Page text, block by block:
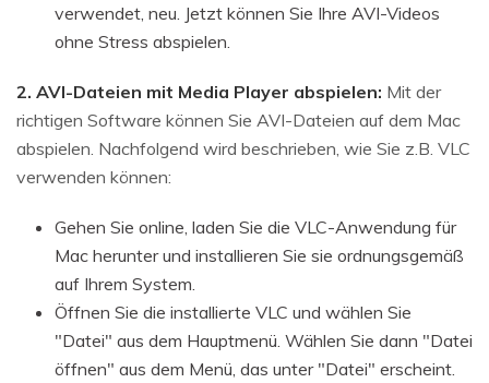
verwendet, neu. Jetzt können Sie Ihre AVI-Videos
ohne Stress abspielen.
2. AVI-Dateien mit Media Player abspielen: Mit der
richtigen Software können Sie AVI-Dateien auf dem Mac
abspielen. Nachfolgend wird beschrieben, wie Sie z.B. VLC
verwenden können:
Gehen Sie online, laden Sie die VLC-Anwendung für
Mac herunter und installieren Sie sie ordnungsgemäß
auf Ihrem System.
Öffnen Sie die installierte VLC und wählen Sie
"Datei" aus dem Hauptmenü. Wählen Sie dann "Datei
öffnen" aus dem Menü, das unter "Datei" erscheint.